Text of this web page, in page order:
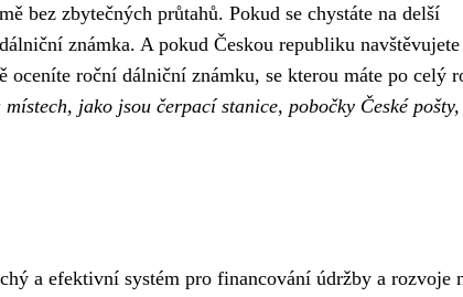
bez zbytečných průtahů. Pokud se chystáte na delší
známka. A pokud Českou republiku navštěvujete
roční dálniční známku, se kterou máte po celý
jako jsou čerpací stanice, pobočky České
a efektivní systém pro financování údržby a rozvoje